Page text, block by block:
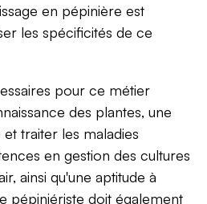
en pépinière est
les spécificités de ce
pour ce métier
des plantes, une
traiter les maladies
en gestion des cultures
ainsi qu'une aptitude à
pépiniériste doit également